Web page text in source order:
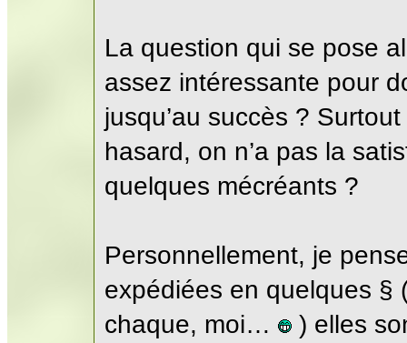
La question qui se pose
assez intéressante pour
jusqu’au succès ?
hasard, on n’a pas la
quelques mécréants ?
Personnellement, je
expédiées en quelques §
chaque, moi…
) elles